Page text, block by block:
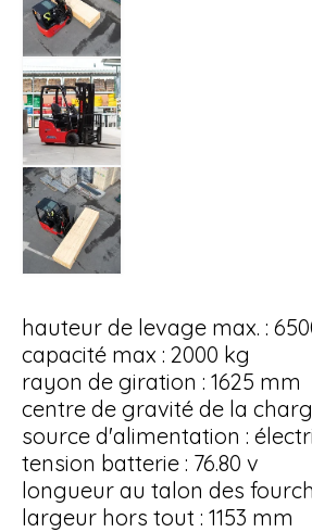
hauteur de levage max. :
capacité max : 2000 kg
rayon de giration : 1625 mm
centre de gravité de la
source d'alimentation :
tension batterie : 76.80 v
longueur au talon des
largeur hors tout : 1153 mm